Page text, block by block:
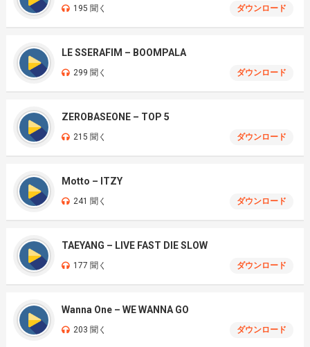
195 聞く ダウンロード
LE SSERAFIM – BOOMPALA
299 聞く ダウンロード
ZEROBASEONE – TOP 5
215 聞く ダウンロード
Motto – ITZY
241 聞く ダウンロード
TAEYANG – LIVE FAST DIE SLOW
177 聞く ダウンロード
Wanna One – WE WANNA GO
203 聞く ダウンロード